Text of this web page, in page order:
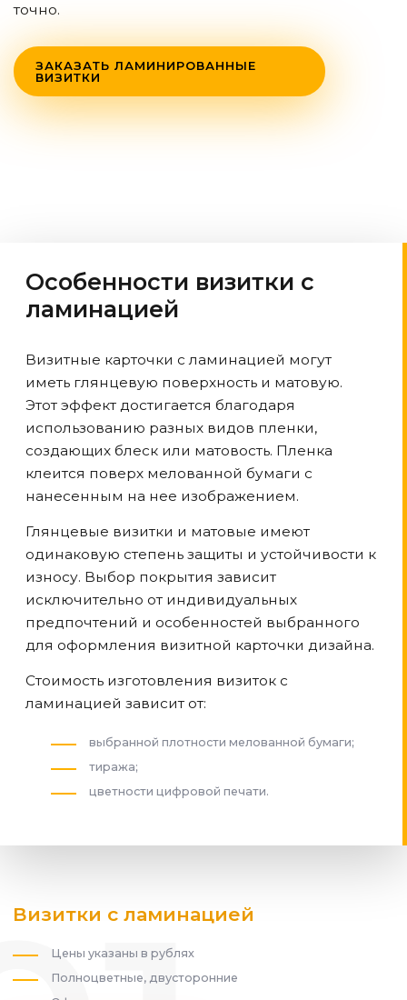
точно.
ЗАКАЗАТЬ ЛАМИНИРОВАННЫЕ
ВИЗИТКИ
Особенности визитки с
ламинацией
Визитные карточки с ламинацией могут
иметь глянцевую поверхность и матовую.
Этот эффект достигается благодаря
использованию разных видов пленки,
создающих блеск или матовость. Пленка
клеится поверх мелованной бумаги с
нанесенным на нее изображением.
Глянцевые визитки и матовые имеют
одинаковую степень защиты и устойчивости к
износу. Выбор покрытия зависит
исключительно от индивидуальных
предпочтений и особенностей выбранного
для оформления визитной карточки дизайна.
Стоимость изготовления визиток с
ламинацией зависит от:
выбранной плотности мелованной бумаги;
тиража;
цветности цифровой печати.
Визитки с ламинацией
Цены указаны в рублях
Полноцветные, двусторонние